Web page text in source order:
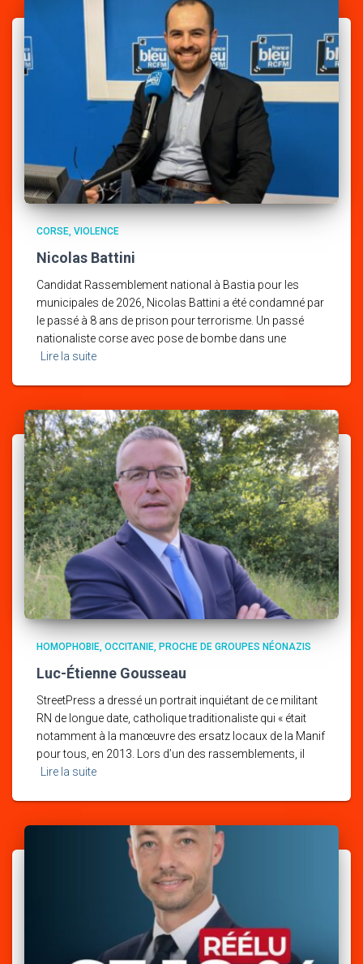
CORSE VIOLENCE
Nicolas Battini
Candidat Rassemblement national à Bastia pour les
municipales de 2026, Nicolas Battini a été condamné par
le passé à 8 ans de prison pour terrorisme. Un passé
nationaliste corse avec pose de bombe dans une
Lire la suite
HOMOPHOBIE OCCITANIE PROCHE DE GROUPES NÉONAZIS
Luc-Étienne Gousseau
StreetPress a dressé un portrait inquiétant de ce militant
RN de longue date, catholique traditionaliste qui « était
notamment à la manœuvre des ersatz locaux de la Manif
pour tous, en 2013. Lors d’un des rassemblements, il
Lire la suite